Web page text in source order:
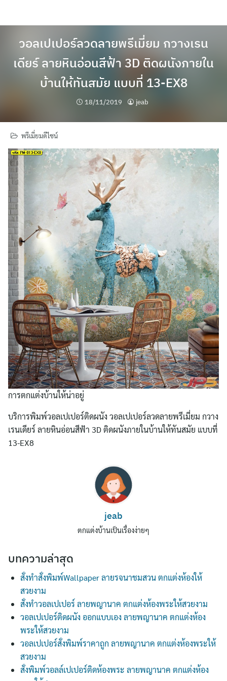
Search
for:
วอลเปเปอร์ลวดลายพรีเมี่ยม กวางเรน
เดียร์ ลายหินอ่อนสีฟ้า 3D ติดผนังภายใน
บ้านให้ทันสมัย แบบที่ 13-EX8
18/11/2019 jeab
พรีเมี่ยมดีไซน์
การตกแต่งบ้านให้น่าอยู่
บริการพิมพ์วอลเปเปอร์ติดผนัง วอลเปเปอร์ลวดลายพรีเมี่ยม กวาง
เรนเดียร์ ลายหินอ่อนสีฟ้า 3D ติดผนังภายในบ้านให้ทันสมัย แบบที่
13-EX8
jeab
ตกแต่งบ้านเป็นเรื่องง่ายๆ
บทความล่าสุด
สั่งทำสั่งพิมพ์Wallpaper ลายรจนาชมสวน ตกแต่งห้องให้
สวยงาม
สั่งทำวอลเปเปอร์ ลายพญานาค ตกแต่งห้องพระให้สวยงาม
วอลเปเปอร์ติดผนัง ออกแบบเอง ลายพญานาค ตกแต่งห้อง
พระให้สวยงาม
วอลเปเปอร์สั่งพิมพ์ราคาถูก ลายพญานาค ตกแต่งห้องพระให้
สวยงาม
สั่งพิมพ์วอลล์เปเปอร์ติดห้องพระ ลายพญานาค ตกแต่งห้อง